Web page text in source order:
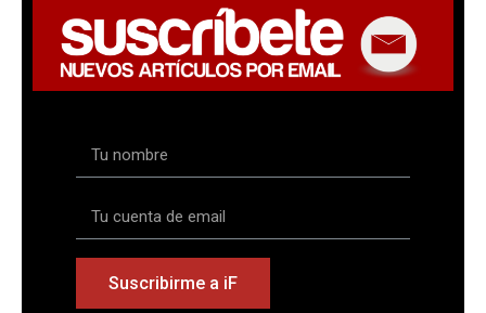
Suscribirme a iF